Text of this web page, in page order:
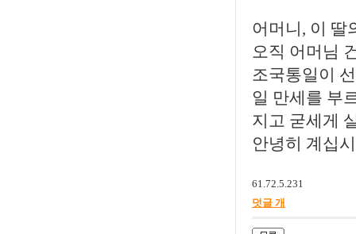
어머니, 이 딸
오직 어머님
조국통일이
일 만세를 부
지고 굳세게
안녕히 계십
61.72.5.231
덧글 개